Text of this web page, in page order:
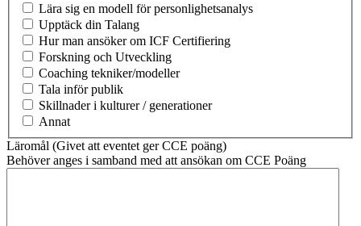
Lära sig en modell för personlighetsanalys
Upptäck din Talang
Hur man ansöker om ICF Certifiering
Forskning och Utveckling
Coaching tekniker/modeller
Tala inför publik
Skillnader i kulturer / generationer
Annat
Läromål (Givet att eventet ger CCE poäng)
Behöver anges i samband med att ansökan om CCE Poäng